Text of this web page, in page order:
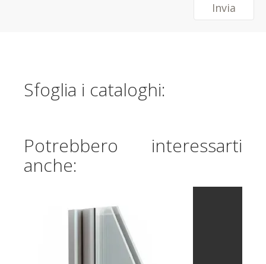
Invia
Sfoglia i cataloghi:
Potrebbero interessarti
anche: